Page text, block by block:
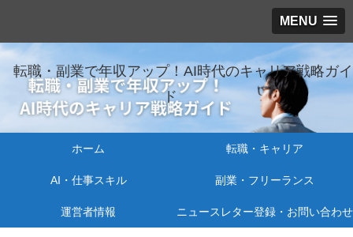
MENU
転職・副業で年収アップ！AI時代のキャリア戦略ガイ
ド
ホーム 転職・キャリア
AI・仕事スキル 副業・フリーランス
運営者情報 ニュースレター登録・お問い合わせ